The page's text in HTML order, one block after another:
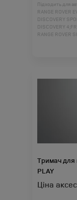
Підходить для
RANGE ROVER
DISCOVERY
DISCOVERY 4;
RANGE ROVER
Тримач для
PLAY
Ціна